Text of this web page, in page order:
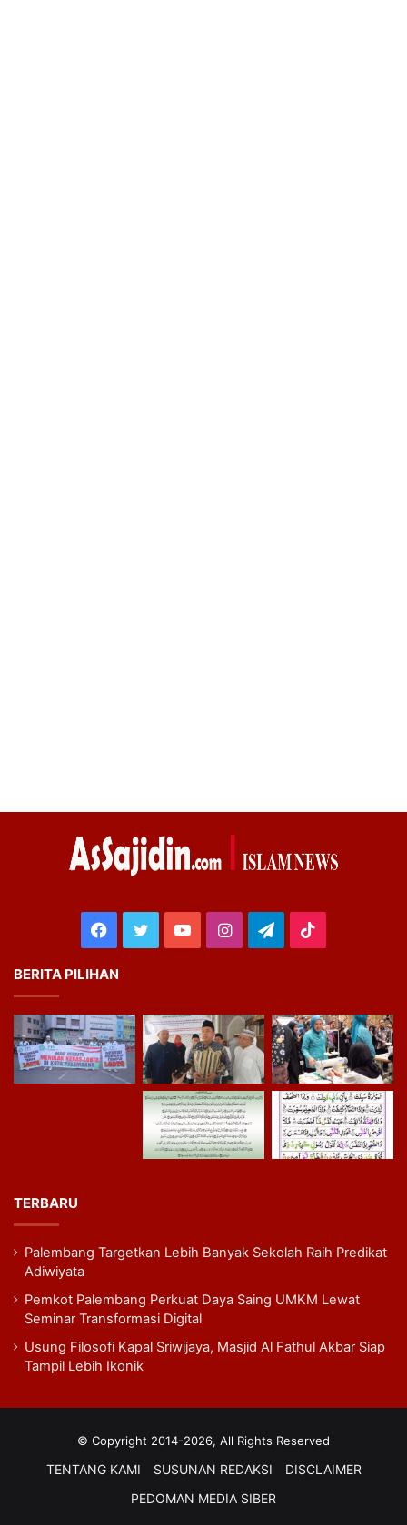
Facebook
TwitterYouTubeInstagram
Telegram
BERITA PILIHAN
TERBARU
Palembang Targetkan Lebih Banyak Sekolah Raih Predikat
Adiwiyata
Pemkot Palembang Perkuat Daya Saing UMKM Lewat
Seminar Transformasi Digital
Usung Filosofi Kapal Sriwijaya, Masjid Al Fathul Akbar Siap
Tampil Lebih Ikonik
© Copyright 2014-2026, All Rights Reserved
TENTANG KAMI SUSUNAN REDAKSI
DISCLAIMER
PEDOMAN MEDIA SIBER